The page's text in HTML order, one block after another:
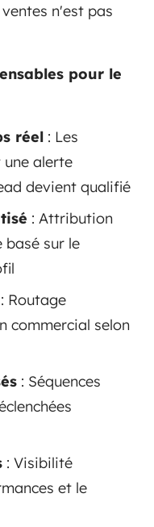
n'est pas
pour le
réel : Les
alerte
devient qualifié
: Attribution
sur le
: Routage
commercial selon
: Séquences
: Visibilité
et le